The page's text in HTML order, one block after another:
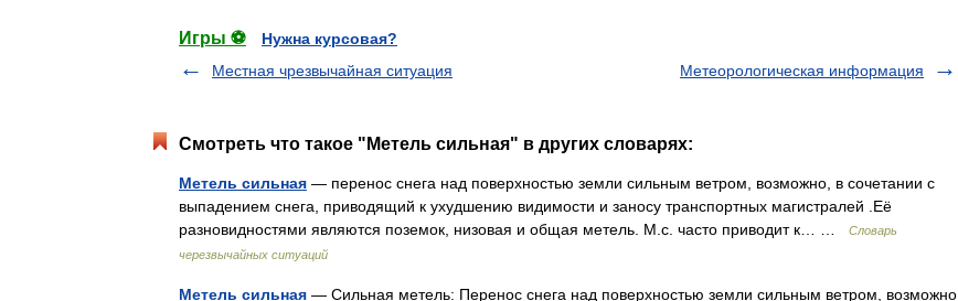
Игры ⚽
Нужна курсовая?
Местная чрезвычайная ситуация
Метеорологическая информация
Смотреть что такое "Метель сильная" в других словарях:
Метель сильная — перенос снега над поверхностью земли сильным ветром, возможно, в сочетании с
выпадением снега, приводящий к ухудшению видимости и заносу транспортных магистралей .Её
разновидностями являются поземок, низовая и общая метель. М.с. часто приводит к… …
Словарь
черезвычайных ситуаций
Метель сильная — Сильная метель: Перенос снега над поверхностью земли сильным ветром, возможно